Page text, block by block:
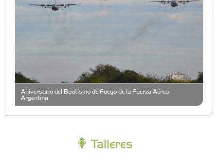
Aniversario del Bautismo de Fuego de la Fuerza Aérea
Argentina
Talleres